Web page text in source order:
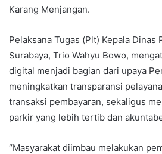
Karang Menjangan.
Pelaksana Tugas (Plt) Kepala Dinas
Surabaya, Trio Wahyu Bowo,
digital menjadi bagian dari upaya
meningkatkan transparansi
transaksi pembayaran, sekaligus
parkir yang lebih tertib dan
“Masyarakat diimbau melakukan